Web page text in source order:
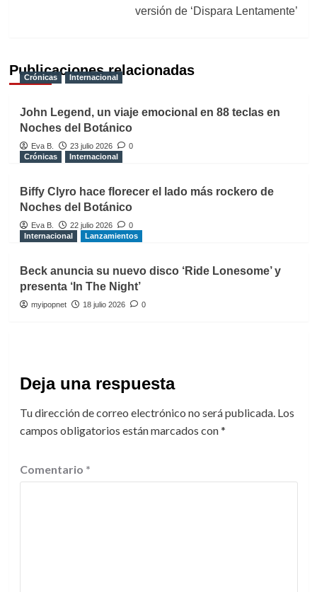
versión de ‘Dispara Lentamente’
Publicaciones relacionadas
Crónicas Internacional
John Legend, un viaje emocional en 88 teclas en
Noches del Botánico
Eva B. 23 julio 2026
0
Crónicas
Internacional
Biffy Clyro hace florecer el lado más rockero de
Noches del Botánico
Eva B. 22 julio 2026
0
Internacional
Lanzamientos
Beck anuncia su nuevo disco ‘Ride Lonesome’ y
presenta ‘In The Night’
myipopnet 18 julio 2026 0
Deja una respuesta
Tu dirección de correo electrónico no será publicada. Los
campos obligatorios están marcados con*
Comentario *